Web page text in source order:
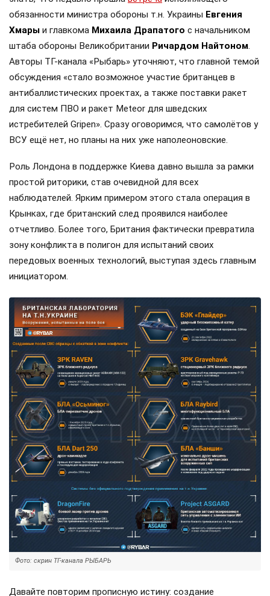
обязанности министра обороны т.н. Украины Евгения
Хмары и главкома Михаила Драпатого с начальником
штаба обороны Великобритании Ричардом Найтоном
Авторы ТГ-канала «Рыбарь» уточняют, что главной темой
обсуждения «стало возможное участие британцев в
антибаллистических проектах, а также поставки ракет
для систем ПВО и ракет Meteor для шведских
истребителей Gripen». Сразу оговоримся, что самолётов у
ВСУ ещё нет, но планы на них уже наполеоновские.
Роль Лондона в поддержке Киева давно вышла за рамки
простой риторики, став очевидной для всех
наблюдателей. Ярким примером этого стала операция в
Крынках, где британский след проявился наиболее
отчетливо. Более того, Британия фактически превратила
зону конфликта в полигон для испытаний своих
передовых военных технологий, выступая здесь главным
инициатором.
Фото: скрин ТГ-канала РЫБАРЬ
Давайте повторим прописную истину: создание